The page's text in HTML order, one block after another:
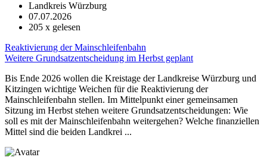
Landkreis Würzburg
07.07.2026
205 x gelesen
Reaktivierung der Mainschleifenbahn
Weitere Grundsatzentscheidung im Herbst geplant
Bis Ende 2026 wollen die Kreistage der Landkreise Würzburg und
Kitzingen wichtige Weichen für die Reaktivierung der
Mainschleifenbahn stellen. Im Mittelpunkt einer gemeinsamen
Sitzung im Herbst stehen weitere Grundsatzentscheidungen: Wie
soll es mit der Mainschleifenbahn weitergehen? Welche finanziellen
Mittel sind die beiden Landkrei ...